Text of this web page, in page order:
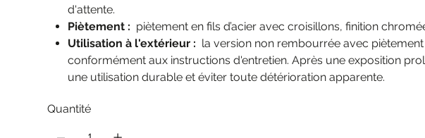
d'attente.
Piètement : piètement en fils d’acier avec croisillons, finition
Utilisation à l'extérieur : la version non rembourrée avec
conformément aux instructions d'entretien. Après une exposition
une utilisation durable et éviter toute détérioration apparente.
Quantité